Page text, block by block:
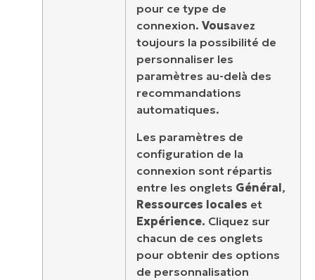
pour ce type de
connexion. Vousavez
toujours la possibilité de
personnaliser les
paramètres au-delà des
recommandations
automatiques.
Les paramètres de
configuration de la
connexion sont répartis
entre les onglets Général,
Ressources locales et
Expérience. Cliquez sur
chacun de ces onglets
pour obtenir des options
de personnalisation